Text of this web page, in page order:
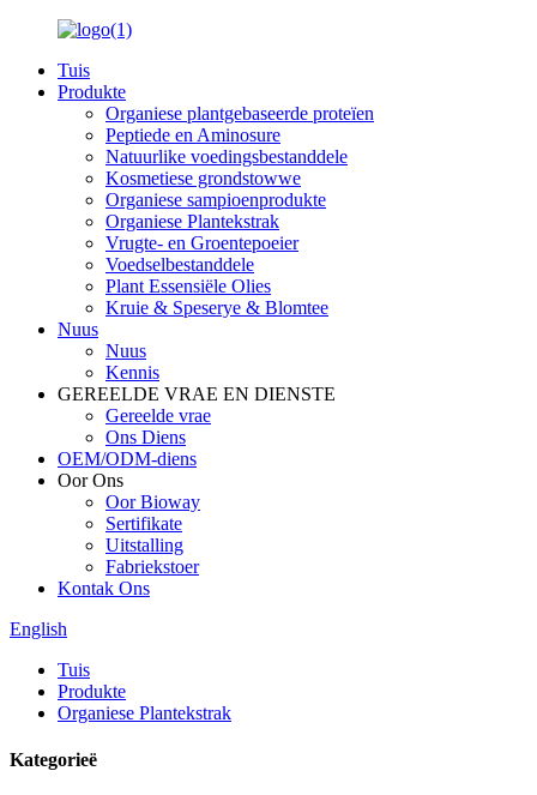
Tuis
Produkte
Organiese plantgebaseerde proteïen
Peptiede en Aminosure
Natuurlike voedingsbestanddele
Kosmetiese grondstowwe
Organiese sampioenprodukte
Organiese Plantekstrak
Vrugte- en Groentepoeier
Voedselbestanddele
Plant Essensiële Olies
Kruie & Speserye & Blomtee
Nuus
Nuus
Kennis
GEREELDE VRAE EN DIENSTE
Gereelde vrae
Ons Diens
OEM/ODM-diens
Oor Ons
Oor Bioway
Sertifikate
Uitstalling
Fabriekstoer
Kontak Ons
English
Tuis
Produkte
Organiese Plantekstrak
Kategorieë